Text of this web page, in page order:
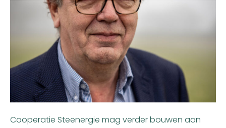
Coöperatie Steenergie mag verder bouwen aan